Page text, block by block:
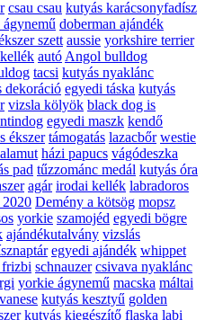
csau csau kutyás karácsonyfadísz
doberman ajándék
szett aussie yorkshire terrier
autó Angol bulldog
tacsi kutyás nyaklánc
dekoráció egyedi táska kutyás
vizsla kölyök black dog is
egyedi maszk kendő
ékszer támogatás lazacbőr westie
házi papucs vágódeszka
pad tűzzománc medál kutyás óra
agár irodai kellék labradoros
2020 Demény a kötsög mopsz
yorkie szamojéd egyedi bögre
ajándékutalvány vizslás
egyedi ajándék whippet
schnauzer csivava nyaklánc
yorkie ágynemű macska máltai
kutyás kesztyű golden
kutyás kiegészítő flaska labi